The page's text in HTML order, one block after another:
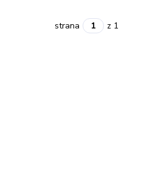
strana z 1